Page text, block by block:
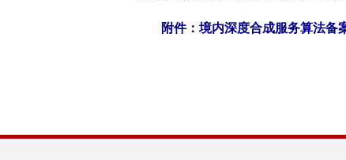
附件： 境内深度合成服务算法备